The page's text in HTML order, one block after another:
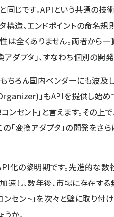
同じです。APIという共通の
構造、エンドポイントの命名
は全くありません。両者から
アダプタ」、すなわち個別の開
ちろん国内ベンダーにも波及
」もAPIを提供し始め
ンセント」と言えます。その
の「変換アダプタ」の開発をさ
化の黎明期です。先進的な数
速し、数年後、市場に存在す
ンセント」を次々と壁に取り
か。